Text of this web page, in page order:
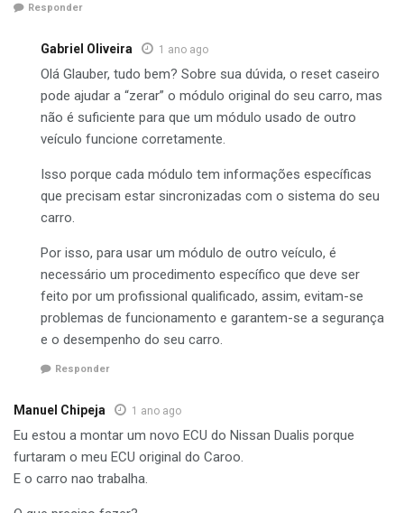
Responder
Gabriel Oliveira 1 ano ago
Olá Glauber, tudo bem? Sobre sua dúvida, o reset caseiro
pode ajudar a “zerar” o módulo original do seu carro, mas
não é suficiente para que um módulo usado de outro
veículo funcione corretamente.
Isso porque cada módulo tem informações específicas
que precisam estar sincronizadas com o sistema do seu
carro.
Por isso, para usar um módulo de outro veículo, é
necessário um procedimento específico que deve ser
feito por um profissional qualificado, assim, evitam-se
problemas de funcionamento e garantem-se a segurança
e o desempenho do seu carro.
Responder
Manuel Chipeja 1 ano ago
Eu estou a montar um novo ECU do Nissan Dualis porque
furtaram o meu ECU original do Caroo.
E o carro nao trabalha.